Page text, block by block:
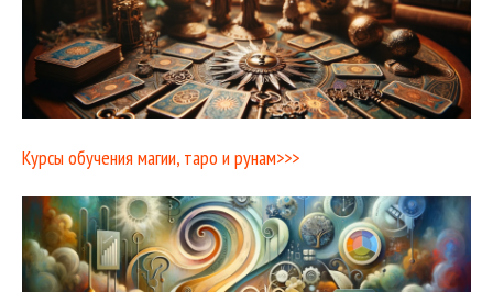
Курсы обучения магии, таро и рунам>>>